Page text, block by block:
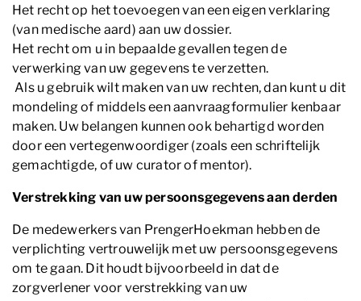
Het recht op het toevoegen van een eigen verklaring
(van medische aard) aan uw dossier.
Het recht om u in bepaalde gevallen tegen de
verwerking van uw gegevens te verzetten.
Als u gebruik wilt maken van uw rechten, dan kunt u dit
mondeling of middels een aanvraagformulier kenbaar
maken. Uw belangen kunnen ook behartigd worden
door een vertegenwoordiger (zoals een schriftelijk
gemachtigde, of uw curator of mentor).
Verstrekking van uw persoonsgegevens aan derden
De medewerkers van PrengerHoekman hebben de
verplichting vertrouwelijk met uw persoonsgegevens
om te gaan. Dit houdt bijvoorbeeld in dat de
zorgverlener voor verstrekking van uw